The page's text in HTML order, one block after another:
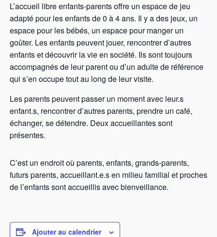
L’accueil libre enfants-parents offre un espace de jeu
adapté pour les enfants de 0 à 4 ans. Il y a des jeux, un
espace pour les bébés, un espace pour manger un
goûter. Les enfants peuvent jouer, rencontrer d’autres
enfants et découvrir la vie en société. Ils sont toujours
accompagnés de leur parent ou d’un adulte de référence
qui s’en occupe tout au long de leur visite.
Les parents peuvent passer un moment avec leur.s
enfant.s, rencontrer d’autres parents, prendre un café,
échanger, se détendre. Deux accueillantes sont
présentes.
C’est un endroit où parents, enfants, grands-parents,
futurs parents, accueillant.e.s en milieu familial et proches
de l’enfants sont accueillis avec bienveillance.
Ajouter au calendrier